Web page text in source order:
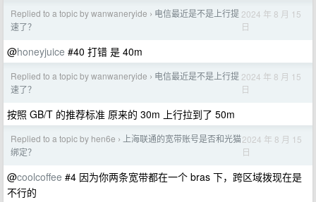
Replied to a topic by wanwaneryide › 电信最近是不是上行提
速了？
2024 年 8 月 15
日
@honeyjuice #40 打错 是 40m
Replied to a topic by wanwaneryide › 电信最近是不是上行提
速了？
2024 年 8 月 15
日
按照 GB/T 的推荐标准 原来的 30m 上行拉到了 50m
Replied to a topic by hen6e ›
上海联通的宽带账号是否和光猫
绑定？
2024 年 8 月 15
日
@coolcoffee #4 因为你两条宽带都在一个 bras 下，跨区域拨现在是
不行的